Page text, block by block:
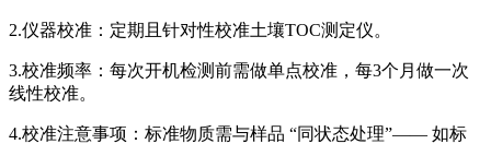
2.仪器校准：定期且针对性校准土壤TOC测定仪。
3.校准频率：每次开机检测前需做单点校准，每3个月做一次
线性校准。
4.校准注意事项：标准物质需与样品 “同状态处理”—— 如标